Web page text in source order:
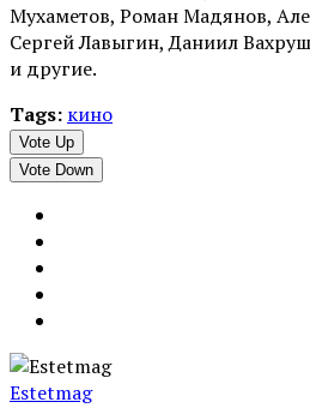
Мухаметов, Роман Мадянов,
Сергей Лавыгин, Даниил
и другие.
Tags: кино
Vote Up
Vote Down
Estetmag